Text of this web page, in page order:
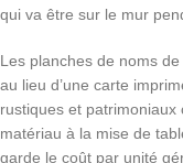
qui va être sur le mur
Les planches de noms
au lieu d’une carte
rustiques et
matériau à la mise de
garde le coût par unité